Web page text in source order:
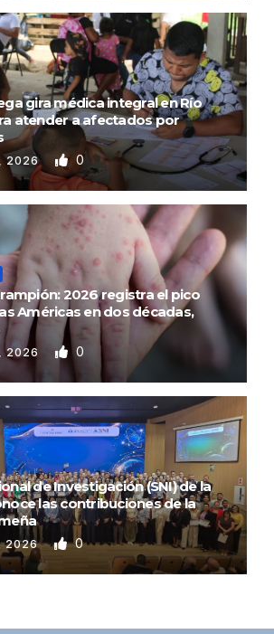
gira médica integral en Río
atender a afectados por
2026 0
2026 registra el pico
Américas en dos décadas,
2026 0
de Investigación (SNI) de la
las contribuciones de la
2026 0